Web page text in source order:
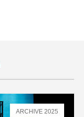
ARCHIVE 2025